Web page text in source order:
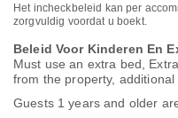
Het incheckbeleid kan per
zorgvuldig voordat u boekt.
Beleid Voor Kinderen En
Must use an extra bed,
from the property,
Guests 1 years and older